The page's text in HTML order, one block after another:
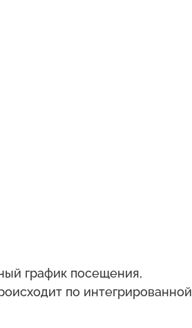
график посещения,
по интегрированной